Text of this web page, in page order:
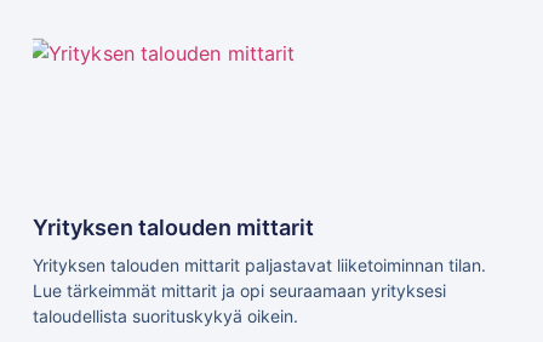
Yrityksen talouden mittarit
Yrityksen talouden mittarit paljastavat liiketoiminnan tilan.
Lue tärkeimmät mittarit ja opi seuraamaan yrityksesi
taloudellista suorituskykyä oikein.